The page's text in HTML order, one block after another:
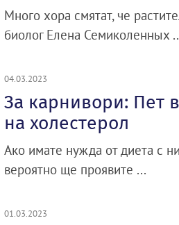
Много хора смятат, че
биолог Елена Семиколенных
04.03.2023
За карнивори: Пет
на холестерол
Ако имате нужда от диета с
вероятно ще проявите ...
01.03.2023